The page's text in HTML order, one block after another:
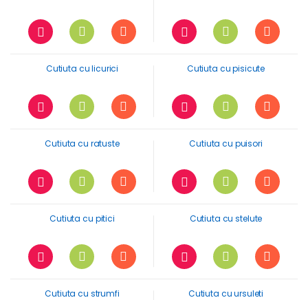
Cutiuta cu licurici Cutiuta cu pisicute
Cutiuta cu ratuste Cutiuta cu puisori
Cutiuta cu pitici Cutiuta cu stelute
Cutiuta cu strumfi Cutiuta cu ursuleti